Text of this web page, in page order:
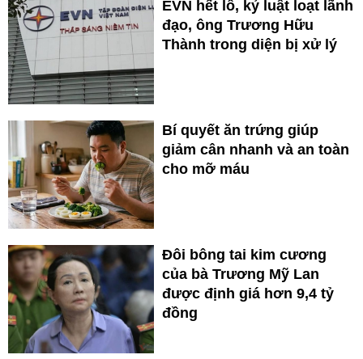
EVN hết lỗ, kỷ luật loạt lãnh
đạo, ông Trương Hữu
Thành trong diện bị xử lý
Bí quyết ăn trứng giúp
giảm cân nhanh và an toàn
cho mỡ máu
Đôi bông tai kim cương
của bà Trương Mỹ Lan
được định giá hơn 9,4 tỷ
đồng